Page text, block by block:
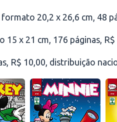
20,2 x 26,6 cm, 48
x 21 cm, 176 páginas,
R$ 10,00, distribuição